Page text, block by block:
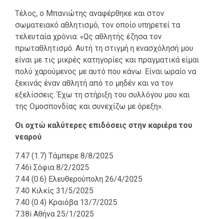
Τέλος, ο Μπανιώτης αναφέρθηκε και στον
σωματειακό αθλητισμό, τον οποίο υπηρετεί τα
τελευταία χρόνια: «Ως αθλητής έζησα τον
πρωταθλητισμό. Αυτή τη στιγμή η ενασχόλησή μου
είναι με τις μικρές κατηγορίες και πραγματικά είμαι
πολύ χαρούμενος με αυτό που κάνω. Είναι ωραίο να
ξεκινάς έναν αθλητή από το μηδέν και να τον
εξελίσσεις. Έχω τη στήριξη του συλλόγου μου και
της Ομοσπονδίας και συνεχίζω με όρεξη».
Οι οχτώ καλύτερες επιδόσεις στην καριέρα του
νεαρού
7.47 (1.7) Τάμπερε 8/8/2025
7.46i Σόφια 8/2/2025
7.44 (0.6) Ελευθερούπολη 26/4/2025
7.40 Κιλκίς 31/5/2025
7.40 (0.4) Κραιόβα 13/7/2025
7.38i Αθήνα 25/1/2025